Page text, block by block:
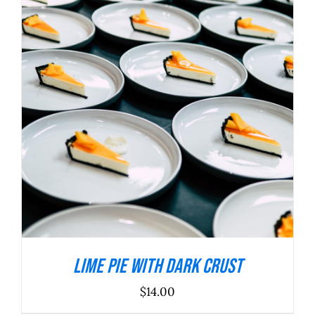
ADICIONAR DETALHES
Lime Pie With Dark Crust
$14.00